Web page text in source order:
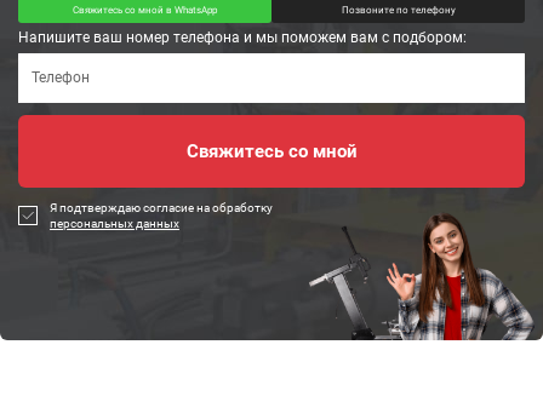
Свяжитесь со мной в WhatsApp Позвоните по телефону
Напишите ваш номер телефона и мы поможем вам с подбором:
Я подтверждаю согласие на обработку
персональных данных